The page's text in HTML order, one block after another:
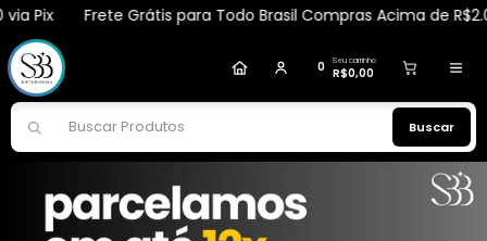
Pix Frete Grátis para Todo Brasil Compras Acima de
0 Seu carrinho
R$0,00
Buscar
ErilenecomprouLoção Hidratante Amêndoas
Pedido de R$ 402,93